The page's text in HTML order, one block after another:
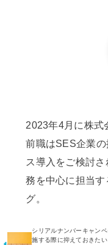
2023年4月に株式
前職はSES企業
ス導入をご検討
務を中心に担当
グ。
シリアルナンバーキャン
施する際に抑えておきた